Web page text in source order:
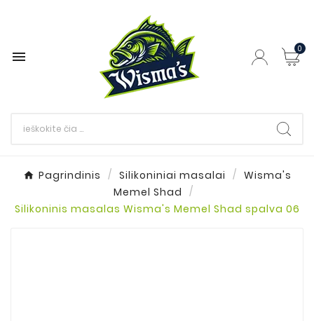
 0
Pagrindinis Silikoniniai masalai
Wisma's
Memel Shad
Silikoninis masalas Wisma's Memel Shad spalva 06